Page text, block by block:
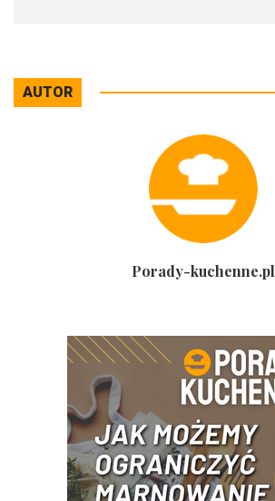
AUTOR
Porady-kuchenne.pl